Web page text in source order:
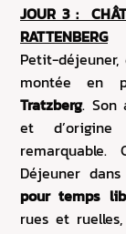
JOUR 3 :
RATTENBERG
Petit-
montée en
Tratzberg. Son
et
Déjeuner
pour temps
rues et